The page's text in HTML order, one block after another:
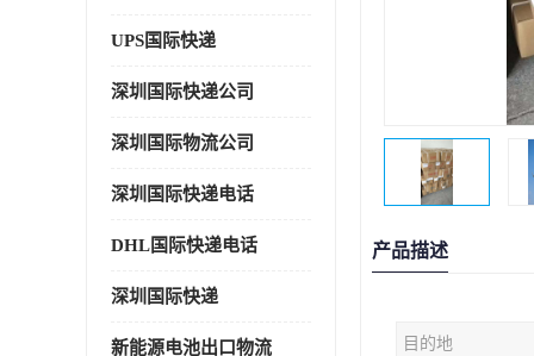
UPS国际快递
深圳国际快递公司
深圳国际物流公司
深圳国际快递电话
DHL国际快递电话
深圳国际快递
新能源电池出口物流
产品描述
目的地